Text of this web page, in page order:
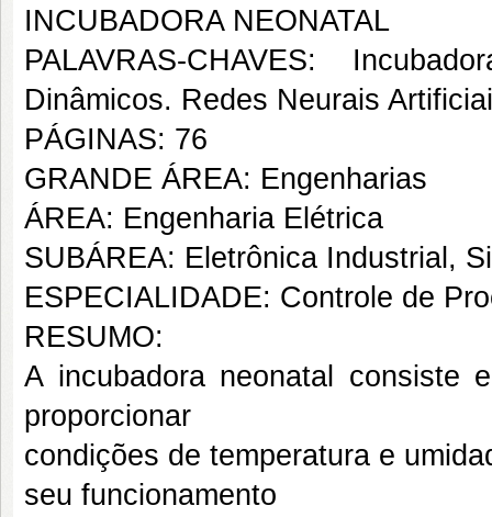
INCUBADORA NEONATAL
PALAVRAS-CHAVES:
Dinâmicos. Redes Neurais
PÁGINAS: 76
GRANDE ÁREA: Engenharias
ÁREA: Engenharia Elétrica
SUBÁREA: Eletrônica Industrial,
ESPECIALIDADE: Controle de
RESUMO:
A incubadora neonatal consiste
proporcionar
condições de temperatura e
seu funcionamento